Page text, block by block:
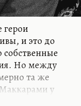
герои
и это до
собственные
Но между
та же
у